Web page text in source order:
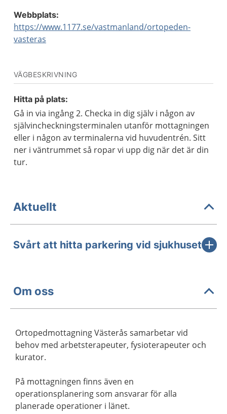
Webbplats:
https://www.1177.se/vastmanland/ortopeden-
vasteras
VÄGBESKRIVNING
Hitta på plats:
Gå in via ingång 2. Checka in dig själv i någon av
självincheckningsterminalen utanför mottagningen
eller i någon av terminalerna vid huvudentrén. Sitt
ner i väntrummet så ropar vi upp dig när det är din
tur.
Aktuellt
Svårt att hitta parkering vid sjukhuset
Om oss
Ortopedmottagning Västerås samarbetar vid
behov med arbetsterapeuter, fysioterapeuter och
kurator.
På mottagningen finns även en
operationsplanering som ansvarar för alla
planerade operationer i länet.